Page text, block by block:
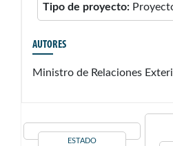
Tipo de proyecto:
AUTORES
Ministro de Relaciones
ESTADO